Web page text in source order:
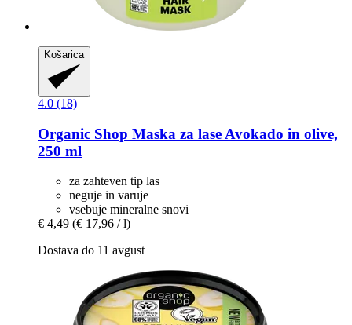
Košarica
4.0 (18)
Organic Shop Maska za lase Avokado in olive,
250 ml
za zahteven tip las
neguje in varuje
vsebuje mineralne snovi
€ 4,49 (€ 17,96 / l)
Dostava do 11 avgust